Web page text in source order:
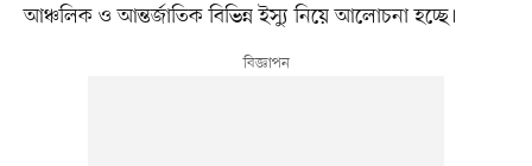
আঞ্চলিক ও আন্তর্জাতিক বিভিন্ন ইস্যু নিয়ে আলোচনা হচ্ছে।